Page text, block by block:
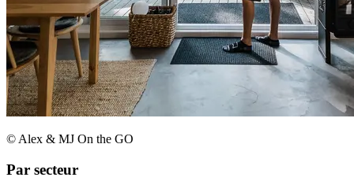
© Alex & MJ On the GO
Par secteur